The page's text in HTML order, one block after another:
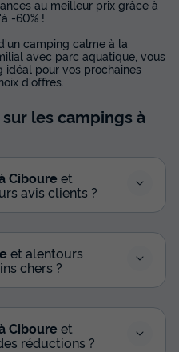
au meilleur prix grâce à
-60% !
camping calme à la
avec parc aquatique, vous
pour vos prochaines
d'offres.
les campings à
Ciboure et
avis clients ?
et alentours
chers ?
Ciboure et
réductions ?